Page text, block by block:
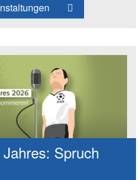
Spruch